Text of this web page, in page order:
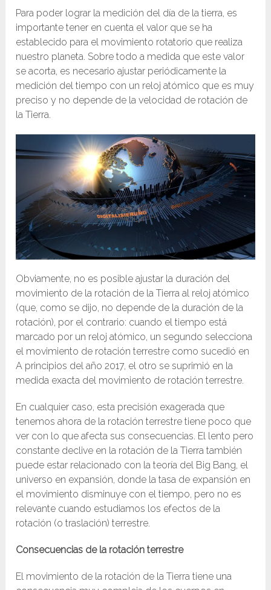
Para poder lograr la medición del día de la tierra, es
importante tener en cuenta el valor que se ha
establecido para el movimiento rotatorio que realiza
nuestro planeta. Sobre todo a medida que este valor
se acorta, es necesario ajustar periódicamente la
medición del tiempo con un reloj atómico que es muy
preciso y no depende de la velocidad de rotación de
la Tierra.
Obviamente, no es posible ajustar la duración del
movimiento de la rotación de la Tierra al reloj atómico
(que, como se dijo, no depende de la duración de la
rotación), por el contrario: cuando el tiempo está
marcado por un reloj atómico, un segundo selecciona
el movimiento de rotación terrestre como sucedió en
A principios del año 2017, el otro se suprimió en la
medida exacta del movimiento de rotación terrestre.
En cualquier caso, esta precisión exagerada que
tenemos ahora de la rotación terrestre tiene poco que
ver con lo que afecta sus consecuencias. El lento pero
constante declive en la rotación de la Tierra también
puede estar relacionado con la teoría del Big Bang, el
universo en expansión, donde la tasa de expansión en
el movimiento disminuye con el tiempo, pero no es
relevante cuando estudiamos los efectos de la
rotación (o traslación) terrestre.
Consecuencias de la rotación terrestre
El movimiento de la rotación de la Tierra tiene una